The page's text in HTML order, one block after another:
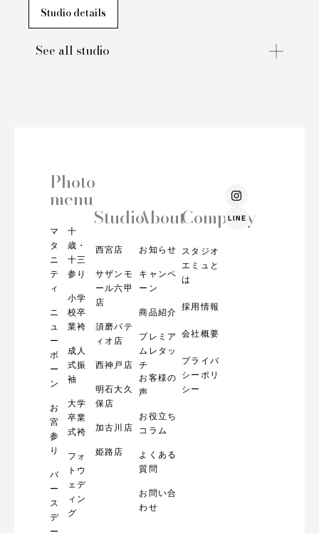
Studio details
See all studio
Photo
menu
マ
タ
ニ
テ
ィ
ニ
ュ
ー
ボ
ー
ン
お
宮
参
り
バ
ー
ス
デ
十
歳・
十三
参り
小学
校卒
業袴
成人
式振
袖
大学
卒業
式袴
フォ
トウ
ェデ
ィン
グ
Studio
西宮店
サザンモ
ール六甲
店
須磨パテ
ィオ店
西神戸店
明石大久
保店
加古川店
姫路店
About
お知らせ
キャンペ
ーン
商品紹介
プレミア
ムレタッ
チ
お客様の
声
お役立ち
コラム
よくある
質問
お問い合
わせ
Company
スタジオ
エミュと
は
採用情報
会社概要
プライバ
シーポリ
シー
I
n
s
t
LINE